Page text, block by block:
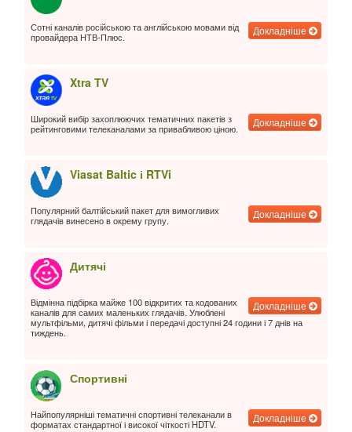
Докладніше
Сотні каналів російською та англійською мовами від
провайдера НТВ-Плюс.
Xtra TV
Докладніше
Широкий вибір захоплюючих тематичних пакетів з
рейтинговими телеканалами за привабливою ціною.
Viasat Baltic і RTVi
Докладніше
Популярний балтійський пакет для вимогливих
глядачів винесено в окрему групу.
Дитячі
Докладніше
Відмінна підбірка майже 100 відкритих та кодованих
каналів для самих маленьких глядачів. Улюблені
мультфільми, дитячі фільми і передачі доступні 24 години і 7 днів на
тиждень.
Спортивні
Докладніше
Найпопулярніші тематичні спортивні телеканали в
форматах стандартної і високої чіткості HDTV.